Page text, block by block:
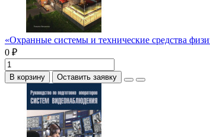
«Охранные системы и технические средства
0 ₽
В корзину Оставить заявку